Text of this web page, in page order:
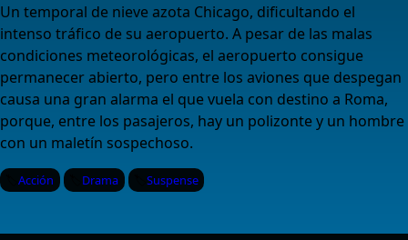
Un temporal de nieve azota Chicago, dificultando el
intenso tráfico de su aeropuerto. A pesar de las malas
condiciones meteorológicas, el aeropuerto consigue
permanecer abierto, pero entre los aviones que despegan
causa una gran alarma el que vuela con destino a Roma,
porque, entre los pasajeros, hay un polizonte y un hombre
con un maletín sospechoso.
Acción Drama Suspense